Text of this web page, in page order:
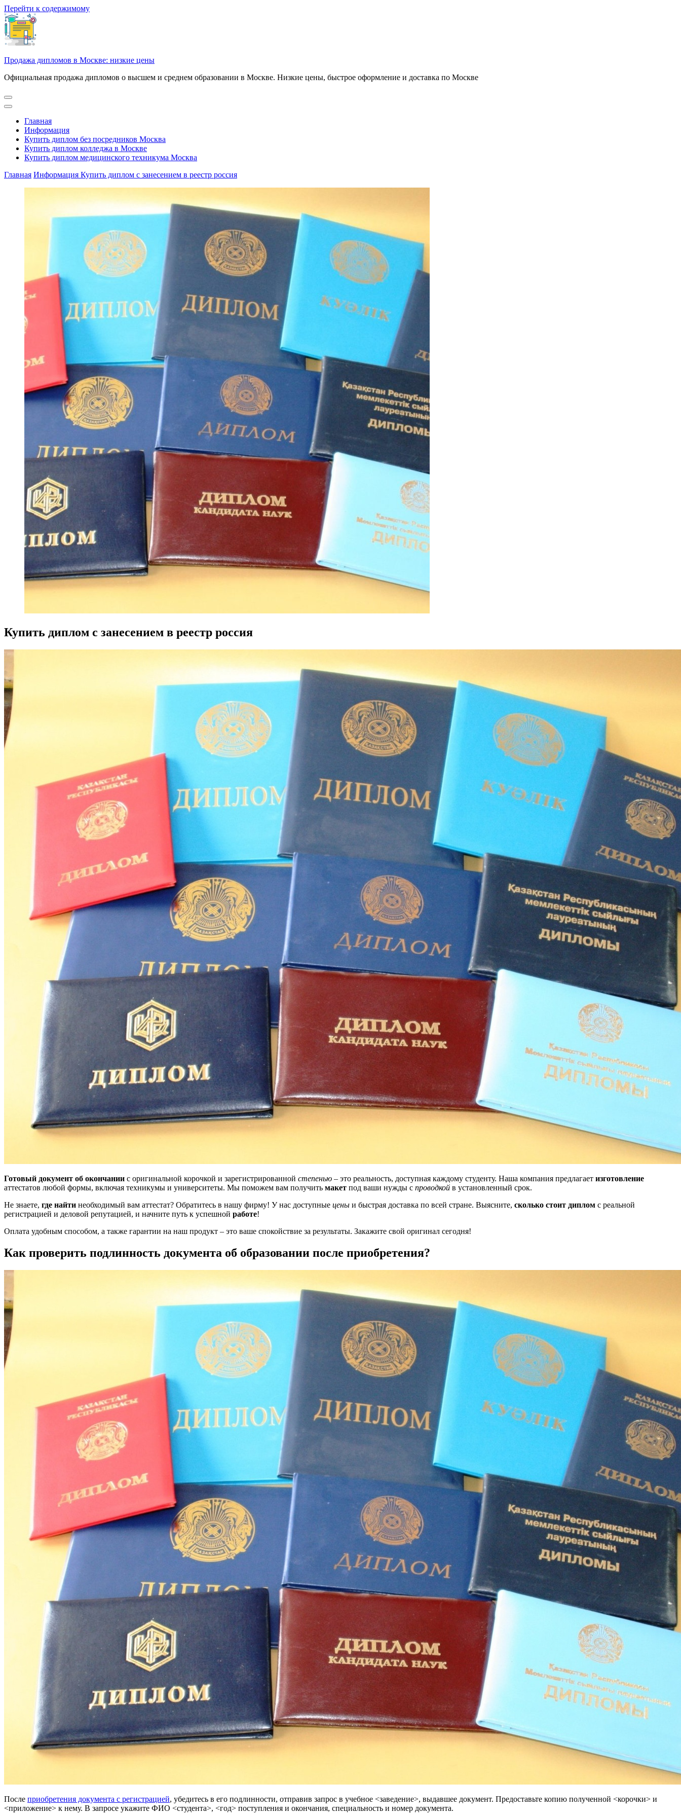
Перейти к содержимому
Продажа дипломов в Москве: низкие цены
Официальная продажа дипломов о высшем и среднем образовании в Москве. Низкие цены, быстрое оформление и доставка по Москве
Главная
Информация
Купить диплом без посредников Москва
Купить диплом колледжа в Москве
Купить диплом медицинского техникума Москва
Главная Информация Купить диплом с занесением в реестр россия
Купить диплом с занесением в реестр россия
Готовый документ об окончании с оригинальной корочкой и зарегистрированной степенью – это реальность, доступная каждому студенту. Наша компания предлагает изготовление
аттестатов любой формы, включая техникумы и университеты. Мы поможем вам получить макет под ваши нужды с проводкой в установленный срок.
Не знаете, где найти необходимый вам аттестат? Обратитесь в нашу фирму! У нас доступные цены и быстрая доставка по всей стране. Выясните, сколько стоит диплом с реальной
регистрацией и деловой репутацией, и начните путь к успешной работе!
Оплата удобным способом, а также гарантии на наш продукт – это ваше спокойствие за результаты. Закажите свой оригинал сегодня!
Как проверить подлинность документа об образовании после приобретения?
После приобретения документа с регистрацией, убедитесь в его подлинности, отправив запрос в учебное <заведение>, выдавшее документ. Предоставьте копию полученной <корочки> и
<приложение> к нему. В запросе укажите ФИО <студента>, <год> поступления и окончания, специальность и номер документа.